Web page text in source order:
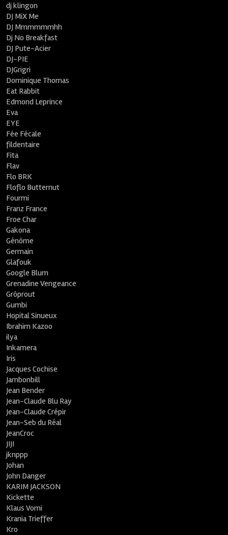
dj klingon
DJ MiX Me
DJ Mmmmmmhh
Dj No Breakfast
DJ Pute-Acier
DJ-PIE
DJGrigri
Dominique Thomas
Eat Rabbit
Edmond Leprince
Eva
EYE
Fée Fécale
fildentaire
Fita
Flav
Flo BRK
Floflo Butternut
Fourmi
Franz France
Froe Char
Gakona
Génôme
Germain
Glafouk
Google Blum
Grenadine Vengeance
Grôprout
Gumbi
Hopital Sinueux
Ibrahim Kazoo
ilya
Inkamera
Iris
Jacques Cochise
Jambonbill
Jean Bender
Jean-Claude Blu Ray
Jean-Claude Crépir
Jean-Seb du Réal
JeanCroc
JIJI
jknppp
Johan
John Danger
KARIM JACKSON
Kickette
Klaus Vomi
Krania Trieffer
Kro